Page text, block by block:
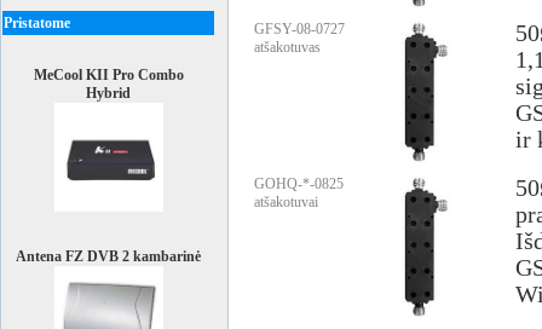
Pristatome
MeCool KII Pro Combo
Hybrid
Antena FZ DVB 2 kambarinė
GFSY-08-0727
atšakotuvas
ir
GOHQ-*-0825
atšakotuvai